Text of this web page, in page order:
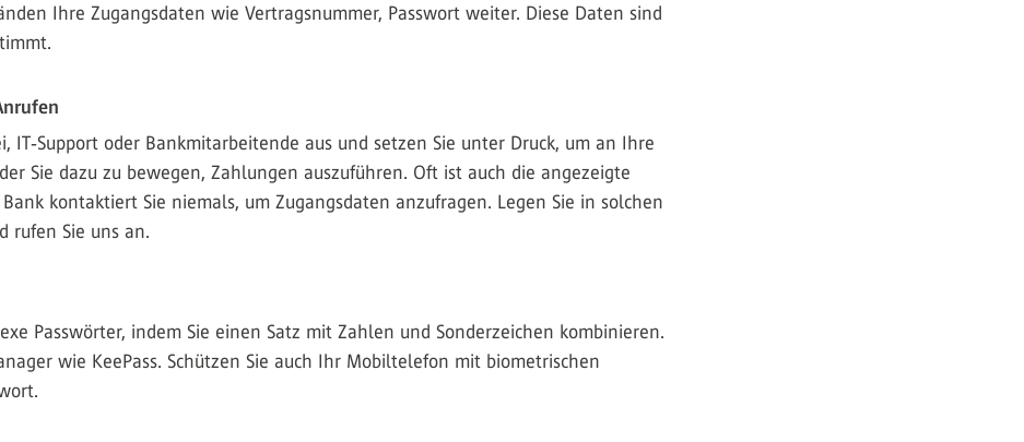
Ihre Zugangsdaten wie Vertragsnummer, Passwort weiter. Diese Daten sind
IT‑Support oder Bankmitarbeitende aus und setzen Sie unter Druck, um an Ihre
Sie dazu zu bewegen, Zahlungen auszuführen. Oft ist auch die angezeigte
kontaktiert Sie niemals, um Zugangsdaten anzufragen. Legen Sie in solchen
rufen Sie uns an.
Passwörter, indem Sie einen Satz mit Zahlen und Sonderzeichen kombinieren.
wie KeePass. Schützen Sie auch Ihr Mobiltelefon mit biometrischen